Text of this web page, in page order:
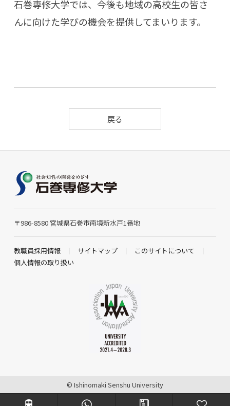
石巻専修大学では、今後も地域の高校生の皆さ
んに向けた学びの機会を提供してまいります。
戻る
〒986-8580 宮城県石巻市南境新水戸1番地
教職員採用情報 サイトマップ
このサイトについて
個人情報の取り扱い
© Ishinomaki Senshu University